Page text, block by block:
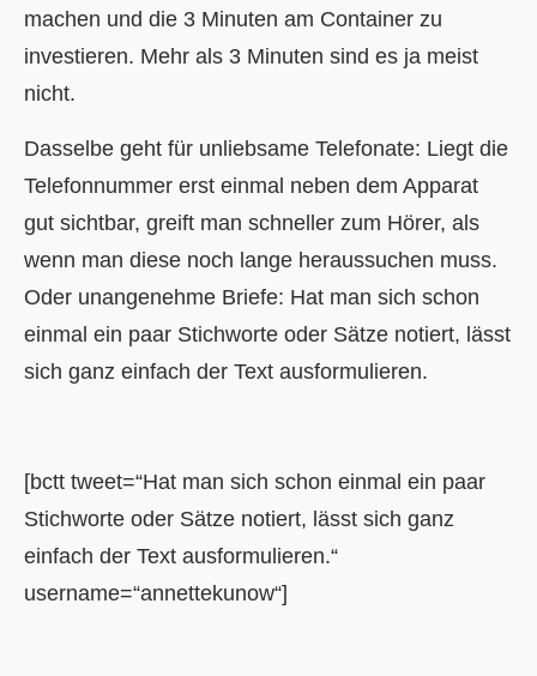
machen und die 3 Minuten am Container zu
investieren. Mehr als 3 Minuten sind es ja meist
nicht.
Dasselbe geht für unliebsame Telefonate: Liegt die
Telefonnummer erst einmal neben dem Apparat
gut sichtbar, greift man schneller zum Hörer, als
wenn man diese noch lange heraussuchen muss.
Oder unangenehme Briefe: Hat man sich schon
einmal ein paar Stichworte oder Sätze notiert, lässt
sich ganz einfach der Text ausformulieren.
[bctt tweet=“Hat man sich schon einmal ein paar
Stichworte oder Sätze notiert, lässt sich ganz
einfach der Text ausformulieren.“
username=“annettekunow“]